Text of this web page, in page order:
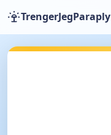
TrengerJegParaply